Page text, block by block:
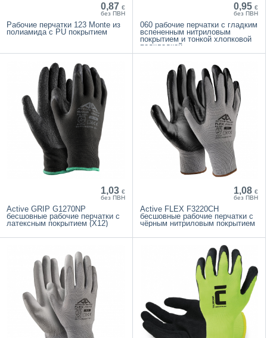
0,87 €
без ПВН
Рабочие перчатки 123 Monte из
полиамида с PU покрытием
0,95 €
без ПВН
060 рабочие перчатки с гладким
вспененным нитриловым
покрытием и тонкой хлопковой
подкладкой
1,03 €
без ПВН
Active GRIP G1270NP
бесшовные рабочие перчатки с
латексным покрытием (X12)
1,08 €
без ПВН
Active FLEX F3220CH
бесшовные рабочие перчатки с
чёрным нитриловым покрытием